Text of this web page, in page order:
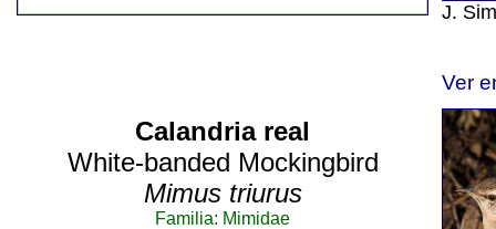
J.
Ver
Calandria real
White-banded Mockingbird
Mimus triurus
Familia: Mimidae